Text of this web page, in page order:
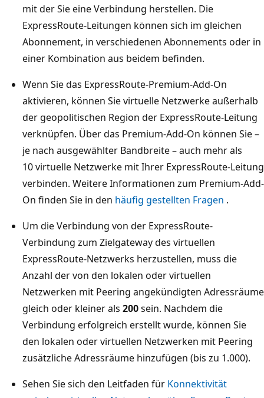
mit der Sie eine Verbindung herstellen. Die
ExpressRoute-Leitungen können sich im gleichen
Abonnement, in verschiedenen Abonnements oder in
einer Kombination aus beidem befinden.
Wenn Sie das ExpressRoute-Premium-Add-On
aktivieren, können Sie virtuelle Netzwerke außerhalb
der geopolitischen Region der ExpressRoute-Leitung
verknüpfen. Über das Premium-Add-On können Sie –
je nach ausgewählter Bandbreite – auch mehr als
10 virtuelle Netzwerke mit Ihrer ExpressRoute-Leitung
verbinden. Weitere Informationen zum Premium-Add-
On finden Sie in den häufig gestellten Fragen .
Um die Verbindung von der ExpressRoute-
Verbindung zum Zielgateway des virtuellen
ExpressRoute-Netzwerks herzustellen, muss die
Anzahl der von den lokalen oder virtuellen
Netzwerken mit Peering angekündigten Adressräume
gleich oder kleiner als 200sein. Nachdem die
Verbindung erfolgreich erstellt wurde, können Sie
den lokalen oder virtuellen Netzwerken mit Peering
zusätzliche Adressräume hinzufügen (bis zu 1.000).
Sehen Sie sich den Leitfaden für Konnektivität